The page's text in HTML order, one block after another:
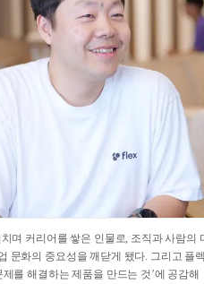
며 커리어를 쌓은 인물로, 조직과 사람의
문화의 중요성을 깨닫게 됐다. 그리고 플
를 해결하는 제품을 만드는 것’에 공감해